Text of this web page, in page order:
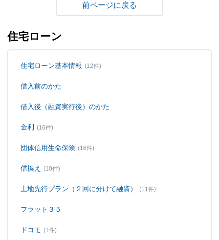
戻る
住宅ローン
住宅ローン基本情報 (12件)
借入前のかた
借入後（融資実行後）のかた
金利 (16件)
団体信用生命保険 (16件)
借換え (10件)
土地先行プラン（２回に分けて融資） (11件)
フラット３５
ドコモ (1件)